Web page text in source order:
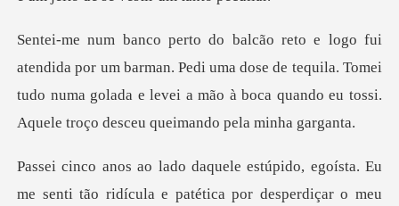
man. Pedi uma dose de tequila. Tomei
tudo numa golada e levei a mão à b
sta. Eu
me senti tão ridícula e patética por des